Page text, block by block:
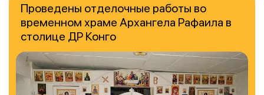
Проведены отделочные работы во
временном храме Архангела Рафаила в
столице ДР Конго